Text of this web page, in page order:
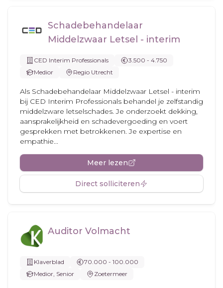
Schadebehandelaar
Middelzwaar Letsel - interim
CED Interim Professionals
3.500 - 4.750
Medior
Regio Utrecht
Als Schadebehandelaar Middelzwaar Letsel - interim
bij CED Interim Professionals behandel je zelfstandig
middelzware letselschades. Je onderzoekt dekking,
aansprakelijkheid en schadevergoeding en voert
gesprekken met betrokkenen. Je expertise en
empathie...
Meer lezen
Direct solliciteren
Auditor Volmacht
Klaverblad
70.000 - 100.000
Medior, Senior
Zoetermeer